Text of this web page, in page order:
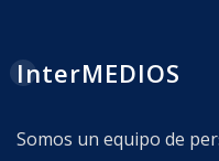
InterMEDIOS
Somos un equipo de